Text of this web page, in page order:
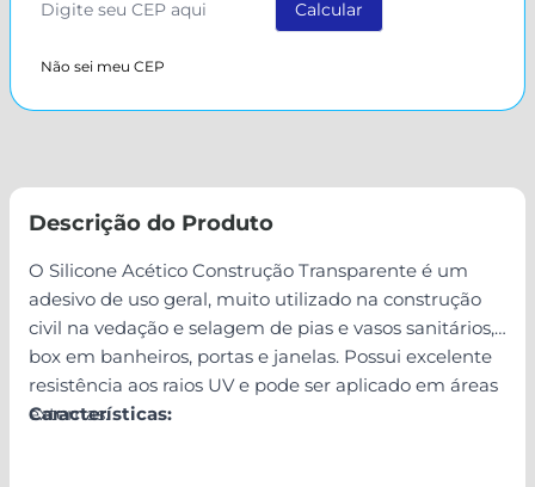
Não sei meu CEP
Descrição do Produto
O Silicone Acético Construção Transparente é um
adesivo de uso geral, muito utilizado na construção
civil na vedação e selagem de pias e vasos sanitários,
box em banheiros, portas e janelas. Possui excelente
resistência aos raios UV e pode ser aplicado em áreas
externas.
Características: